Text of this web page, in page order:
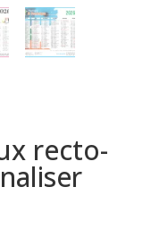
recto-